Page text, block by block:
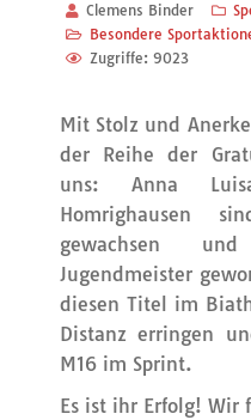
Clemens Binder
Besondere
Zugriffe: 9023
Mit Stolz und
der Reihe der
uns: Anna
Homrighausen
gewachsen
Jugendmeister
diesen Titel im
Distanz erringen
M16 im Sprint.
Es ist ihr Erfolg! Wir